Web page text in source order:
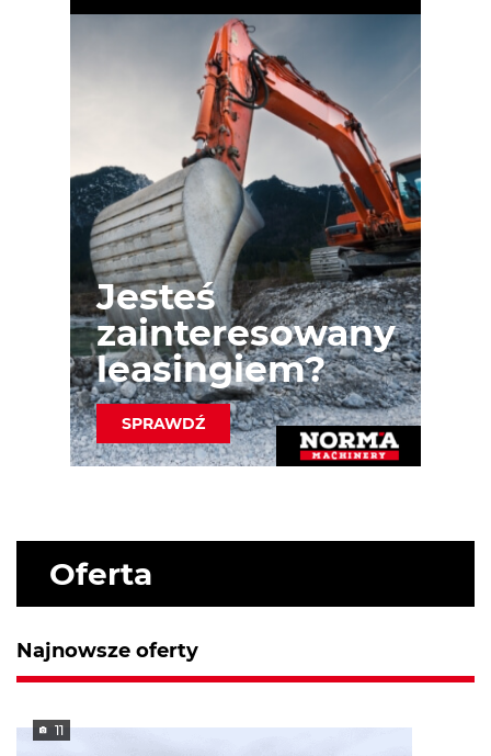
Jesteś
zainteresowany
leasingiem?
SPRAWDŹ
Oferta
Najnowsze oferty
11